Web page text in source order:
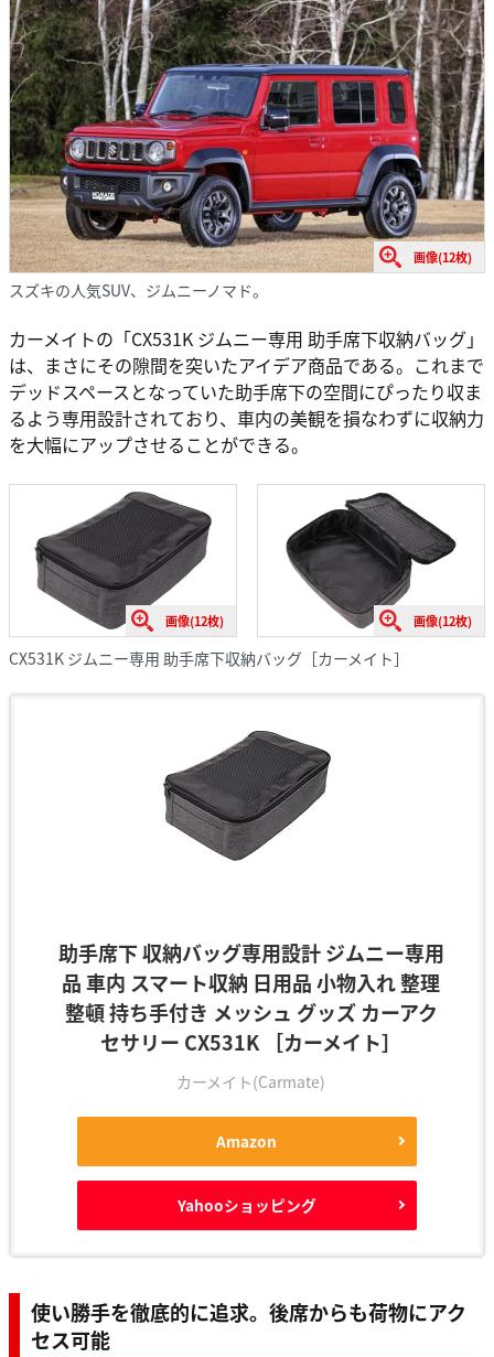
画像(12枚)
スズキの人気SUV、ジムニーノマド。
カーメイトの「CX531K ジムニー専用 助手席下収納バッグ」
は、まさにその隙間を突いたアイデア商品である。これまで
デッドスペースとなっていた助手席下の空間にぴったり収ま
るよう専用設計されており、車内の美観を損なわずに収納力
を大幅にアップさせることができる。
画像(12枚) 画像(12枚)
CX531K ジムニー専用 助手席下収納バッグ［カーメイト］
助手席下 収納バッグ専用設計 ジムニー専用
品 車内 スマート収納 日用品 小物入れ 整理
整頓 持ち手付き メッシュ グッズ カーアク
セサリー CX531K ［カーメイト］
カーメイト(Carmate)
Amazon
Yahooショッピング
使い勝手を徹底的に追求。後席からも荷物にアク
セス可能